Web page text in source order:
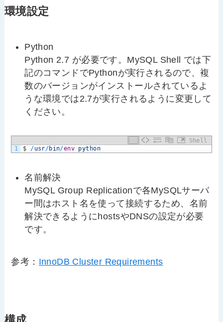
環境設定
Python
Python 2.7 が必要です。MySQL Shell では下
記のコマンドでPythonが実行されるので、複
数のバージョンがインストールされているよ
うな環境では2.7が実行されるように変更して
ください。
Shell
1
$ /usr/bin/env python
名前解決
MySQL Group Replicationで各MySQLサーバ
ー間はホスト名を使って接続するため、名前
解決できるようにhostsやDNSの設定が必要
です。
参考： InnoDB Cluster Requirements